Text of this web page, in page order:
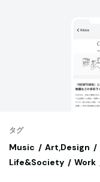
タグ
Music Art,Design
Life&Society
Work